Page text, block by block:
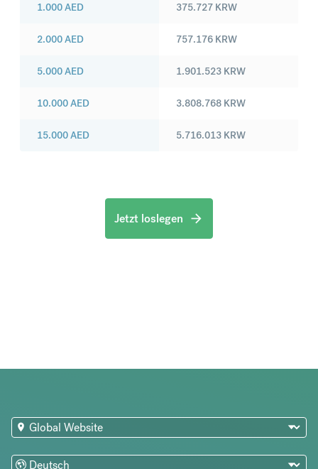
1.000AED
2.000AED
5.000AED
10.000AED
15.000AED
375.727 KRW
757.176 KRW
1.901.523 KRW
3.808.768 KRW
5.716.013 KRW
Jetzt loslegen